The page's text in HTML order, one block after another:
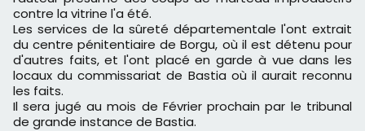
contre la vitrine l'a été.
Les services de la sûreté départementale l'ont extrait
du centre pénitentiaire de Borgu, où il est détenu pour
d'autres faits, et l'ont placé en garde à vue dans les
locaux du commissariat de Bastia où il aurait reconnu
les faits.
Il sera jugé au mois de Février prochain par le tribunal
de grande instance de Bastia.